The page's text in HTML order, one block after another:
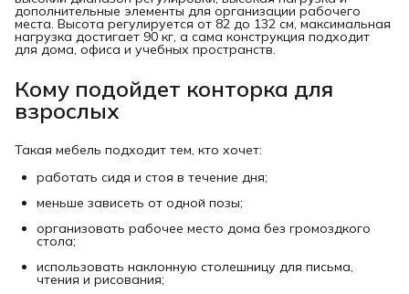
дополнительные элементы для организации рабочего
места. Высота регулируется от 82 до 132 см, максимальная
нагрузка достигает 90 кг, а сама конструкция подходит
для дома, офиса и учебных пространств.
Кому подойдет конторка для
взрослых
Такая мебель подходит тем, кто хочет:
работать сидя и стоя в течение дня;
меньше зависеть от одной позы;
организовать рабочее место дома без громоздкого
стола;
использовать наклонную столешницу для письма,
чтения и рисования;